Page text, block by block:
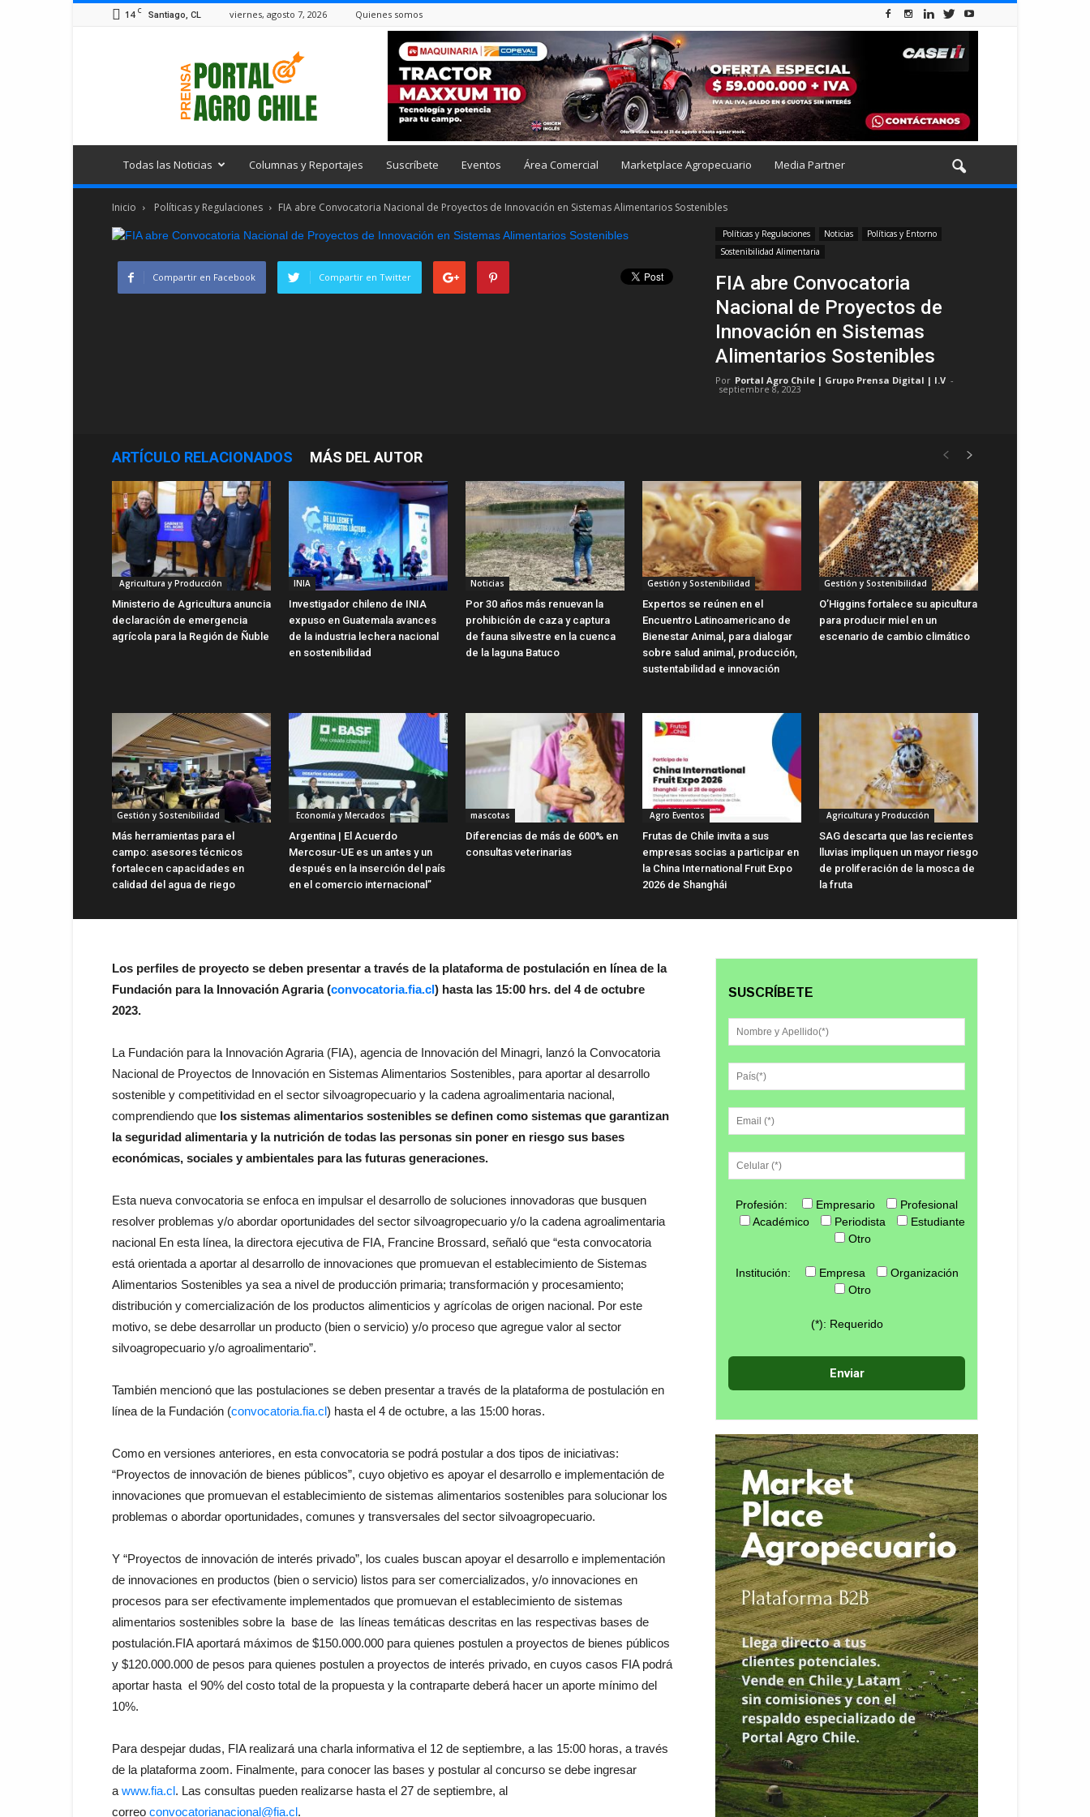
14 C Santiago, CL viernes, agosto 7, 2026 Quienes somos
Todas las Noticias Columnas y Reportajes Suscríbete Eventos Área Comercial Marketplace Agropecuario Media Partner
Inicio Políticas y Regulaciones FIA abre Convocatoria Nacional de Proyectos de Innovación en Sistemas Alimentarios Sostenibles
Políticas y Regulaciones Noticias
Políticas y Entorno
Sostenibilidad Alimentaria
FIA abre Convocatoria
Nacional de Proyectos de
Innovación en Sistemas
Alimentarios Sostenibles
Por Portal Agro Chile | Grupo Prensa Digital | I.V -
septiembre 8, 2023
Compartir en Facebook Compartir en Twitter
ARTÍCULO RELACIONADOS MÁS DEL AUTOR
Agricultura y Producción
Ministerio de Agricultura anuncia
declaración de emergencia
agrícola para la Región de Ñuble
INIA
Investigador chileno de INIA
expuso en Guatemala avances
de la industria lechera nacional
en sostenibilidad
Noticias
Por 30 años más renuevan la
prohibición de caza y captura
de fauna silvestre en la cuenca
de la laguna Batuco
Gestión y Sostenibilidad
Expertos se reúnen en el
Encuentro Latinoamericano de
Bienestar Animal, para dialogar
sobre salud animal, producción,
sustentabilidad e innovación
Gestión y Sostenibilidad
O’Higgins fortalece su apicultura
para producir miel en un
escenario de cambio climático
Gestión y Sostenibilidad
Más herramientas para el
campo: asesores técnicos
fortalecen capacidades en
calidad del agua de riego
Economía y Mercados
Argentina | El Acuerdo
Mercosur-UE es un antes y un
después en la inserción del país
en el comercio internacional”
mascotas
Diferencias de más de 600% en
consultas veterinarias
Agro Eventos
Frutas de Chile invita a sus
empresas socias a participar en
la China International Fruit Expo
2026 de Shanghái
Agricultura y Producción
SAG descarta que las recientes
lluvias impliquen un mayor riesgo
de proliferación de la mosca de
la fruta
Los perfiles de proyecto se deben presentar a través de la plataforma de postulación en línea de la
Fundación para la Innovación Agraria (convocatoria.fia.cl) hasta las 15:00 hrs. del 4 de octubre
2023.
La Fundación para la Innovación Agraria (FIA), agencia de Innovación del Minagri, lanzó la Convocatoria
Nacional de Proyectos de Innovación en Sistemas Alimentarios Sostenibles, para aportar al desarrollo
sostenible y competitividad en el sector silvoagropecuario y la cadena agroalimentaria nacional,
comprendiendo que los sistemas alimentarios sostenibles se definen como sistemas que garantizan
la seguridad alimentaria y la nutrición de todas las personas sin poner en riesgo sus bases
económicas, sociales y ambientales para las futuras generaciones.
Esta nueva convocatoria se enfoca en impulsar el desarrollo de soluciones innovadoras que busquen
resolver problemas y/o abordar oportunidades del sector silvoagropecuario y/o la cadena agroalimentaria
nacional En esta línea, la directora ejecutiva de FIA, Francine Brossard, señaló que “esta convocatoria
está orientada a aportar al desarrollo de innovaciones que promuevan el establecimiento de Sistemas
Alimentarios Sostenibles ya sea a nivel de producción primaria; transformación y procesamiento;
distribución y comercialización de los productos alimenticios y agrícolas de origen nacional. Por este
motivo, se debe desarrollar un producto (bien o servicio) y/o proceso que agregue valor al sector
silvoagropecuario y/o agroalimentario”.
También mencionó que las postulaciones se deben presentar a través de la plataforma de postulación en
línea de la Fundación (convocatoria.fia.cl) hasta el 4 de octubre, a las 15:00 horas.
Como en versiones anteriores, en esta convocatoria se podrá postular a dos tipos de iniciativas:
“Proyectos de innovación de bienes públicos”, cuyo objetivo es apoyar el desarrollo e implementación de
innovaciones que promuevan el establecimiento de sistemas alimentarios sostenibles para solucionar los
problemas o abordar oportunidades, comunes y transversales del sector silvoagropecuario.
Y “Proyectos de innovación de interés privado”, los cuales buscan apoyar el desarrollo e implementación
de innovaciones en productos (bien o servicio) listos para ser comercializados, y/o innovaciones en
procesos para ser efectivamente implementados que promuevan el establecimiento de sistemas
alimentarios sostenibles sobre la base de las líneas temáticas descritas en las respectivas bases de
postulación.FIA aportará máximos de $150.000.000 para quienes postulen a proyectos de bienes públicos
y $120.000.000 de pesos para quienes postulen a proyectos de interés privado, en cuyos casos FIA podrá
aportar hasta el 90% del costo total de la propuesta y la contraparte deberá hacer un aporte mínimo del
10%.
Para despejar dudas, FIA realizará una charla informativa el 12 de septiembre, a las 15:00 horas, a través
de la plataforma zoom. Finalmente, para conocer las bases y postular al concurso se debe ingresar
a www.fia.cl. Las consultas pueden realizarse hasta el 27 de septiembre, al
correo convocatorianacional@fia.cl.
SUSCRÍBETE
Profesión: Empresario
Profesional
Académico
Periodista
Estudiante
Otro
Institución: Empresa
Organización
Otro
(*): Requerido